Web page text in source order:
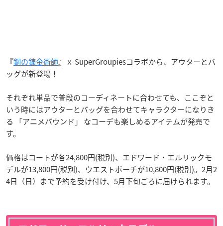
『鋼の錬金術師』ｘ SuperGroupiesコラボから、アウターとバ
ッグが新登場！
それぞれ単品で普段のコーディネートに合わせても、ここぞと
いう時にはアウターとバッグを合わせてキャラクターになりき
る 「アニメバウンド」 なコーデも楽しめるアイテムが発売で
す。
価格はコートが各24,800円(税別)、エドワード・エルリックモ
デルが13,800円(税別)、ウエストポーチが10,800円(税別)。2月2
4日（日）まで予約を受け付け、5月下旬ごろに届けられます。